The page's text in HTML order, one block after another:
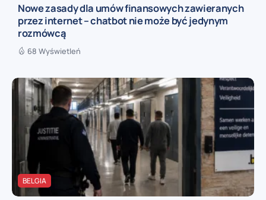
Nowe zasady dla umów finansowych zawieranych
przez internet – chatbot nie może być jedynym
rozmówcą
68 Wyświetleń
BELGIA